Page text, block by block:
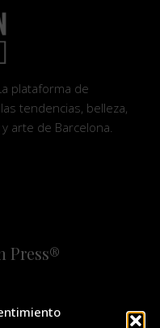
plataforma de
tendencias, belleza,
arte de Barcelona.
Press®